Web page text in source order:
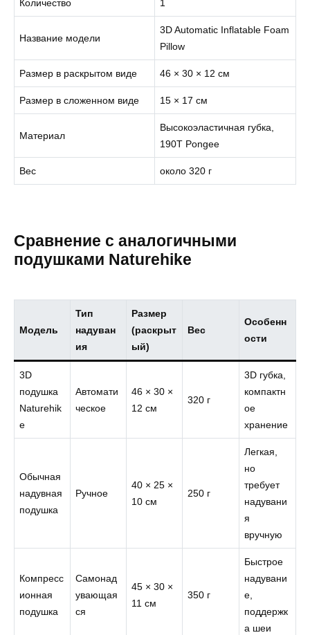
Количество 1
Название модели
3D Automatic Inflatable Foam
Pillow
Размер в раскрытом виде 46 × 30 × 12 см
Размер в сложенном виде 15 × 17 см
Материал
Высокоэластичная губка,
190T Pongee
Вес около 320 г
Сравнение с аналогичными
подушками Naturehike
Модель
Тип
надуван
ия
Размер
(раскрыт
ый)
Вес
Особенн
ости
3D
подушка
Naturehik
e
Автомати
ческое
46 × 30 ×
12 см
320 г
3D губка,
компактн
ое
хранение
Обычная
надувная
подушка
Ручное
40 × 25 ×
10 см
250 г
Легкая,
но
требует
надувани
я
вручную
Компресс
ионная
подушка
Самонад
увающая
ся
45 × 30 ×
11 см
350 г
Быстрое
надувани
е,
поддержк
а шеи